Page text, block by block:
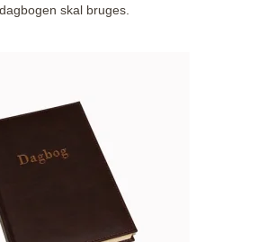
skal bruges.